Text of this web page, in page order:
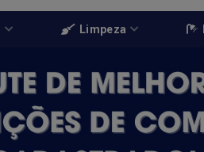
Limpeza